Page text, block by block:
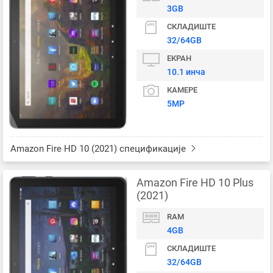
3GB
СКЛАДИШТЕ
32/64GB
ЕКРАН
10.1 инча
КАМЕРЕ
5MP
Amazon Fire HD 10 (2021) спецификације
Amazon Fire HD 10 Plus
(2021)
RAM
4GB
СКЛАДИШТЕ
32/64GB